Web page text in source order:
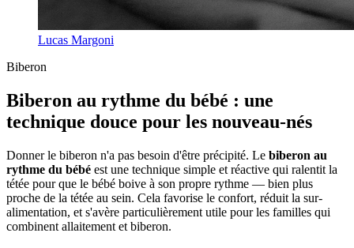
Lucas Margoni
Biberon
Biberon au rythme du bébé : une
technique douce pour les nouveau-nés
Donner le biberon n'a pas besoin d'être précipité. Le biberon au
rythme du bébé est une technique simple et réactive qui ralentit la
tétée pour que le bébé boive à son propre rythme — bien plus
proche de la tétée au sein. Cela favorise le confort, réduit la sur-
alimentation, et s'avère particulièrement utile pour les familles qui
combinent allaitement et biberon.